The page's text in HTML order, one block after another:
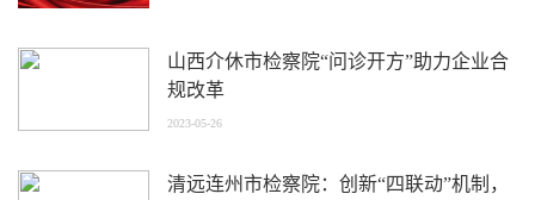
山西介休市检察院“问诊开方”助力企业合
规改革
2023-05-26
清远连州市检察院：创新“四联动”机制，